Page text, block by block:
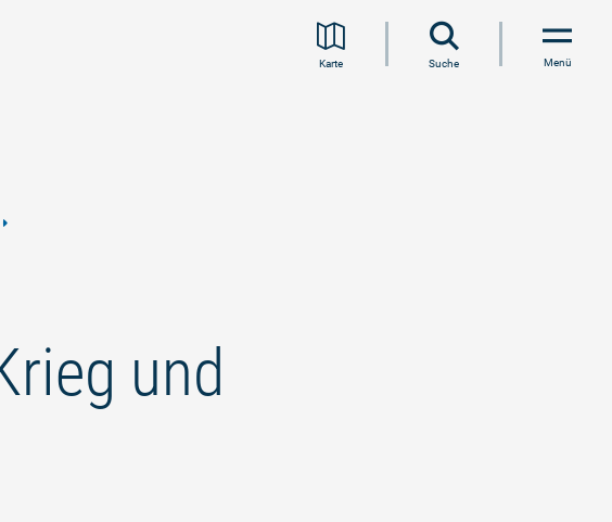
Karte Suche Menü
und